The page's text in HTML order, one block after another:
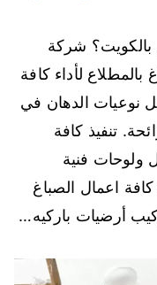
شركة
لأداء كافة
نوعيات الدهان في
تنفيذ كافة
ولوحات فنية
كافة اعمال الصباغ
أرضيات باركيه…